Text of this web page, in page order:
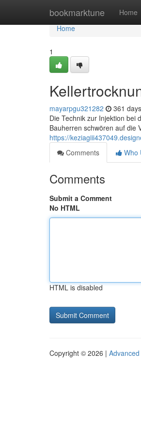
bookmarktune Home
Home
Home
1
mayarpgu321282 361
Die Technik zur Injektion bei
Bauherren schwören auf die
https://
Comments
Who
Comments
Submit a Comment
No HTML
HTML is disabled
Copyright © 2026 |